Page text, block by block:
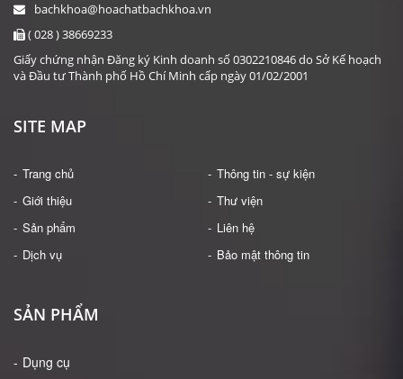
bachkhoa@hoachatbachkhoa.vn
( 028 ) 38669233
Giấy chứng nhận Đăng ký Kinh doanh số 0302210846 do Sở Kế hoạch
và Đầu tư Thành phố Hồ Chí Minh cấp ngày 01/02/2001
SITE MAP
Trang chủ
Giới thiệu
Sản phẩm
Dịch vụ
Thông tin - sự kiện
Thư viện
Liên hệ
Bảo mật thông tin
SẢN PHẨM
Dụng cụ